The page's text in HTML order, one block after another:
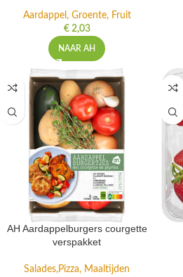
Aardappel, Groente, Fruit
€2,03
NAAR AH
AH Aardappelburgers courgette
verspakket
Salades,Pizza, Maaltijden